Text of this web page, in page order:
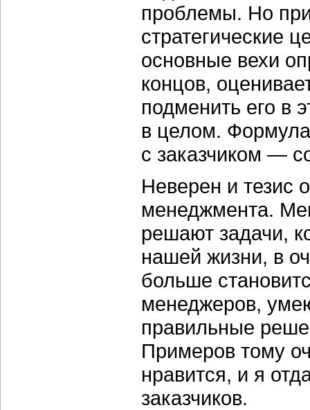
проблемы. Но
стратегические
основные вехи
концов,
подменить его в
в целом.
с заказчиком —
Неверен и тезис
менеджмента.
решают задачи,
нашей жизни, в
больше
менеджеров,
правильные
Примеров тому
нравится, и я
заказчиков.